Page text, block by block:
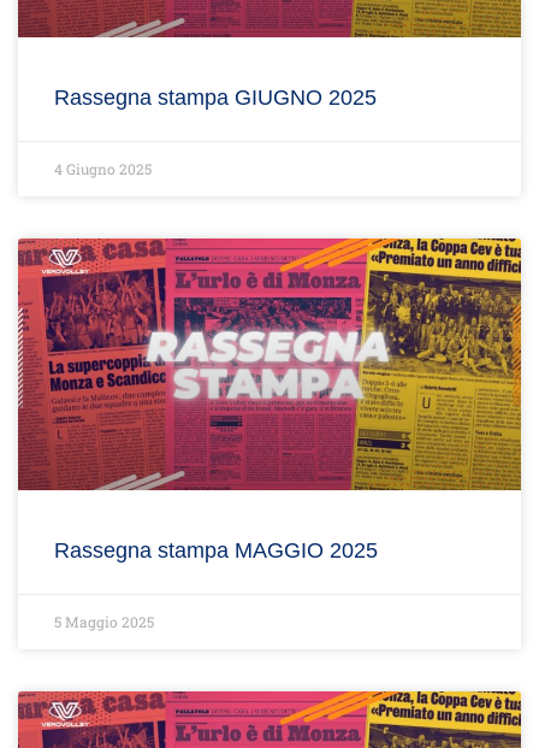
Rassegna stampa GIUGNO 2025
4 Giugno 2025
Rassegna stampa MAGGIO 2025
5 Maggio 2025